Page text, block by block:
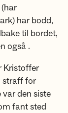
har bodd,
til bordet,
også .
Kristoffer
straff for
den siste
fant sted